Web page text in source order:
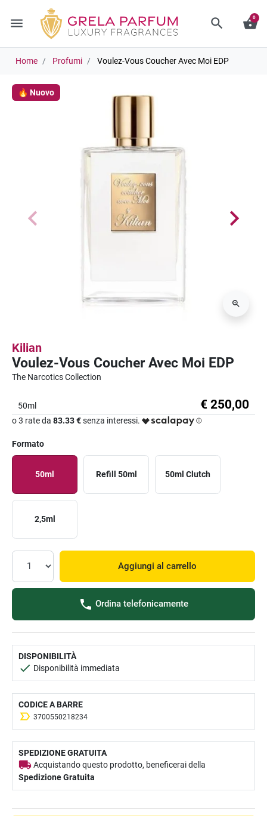
menu search shopping_basket
0
Home Profumi Voulez-Vous Coucher Avec Moi EDP
🔥 Nuovo
Kilian
Voulez-Vous Coucher Avec Moi EDP
The Narcotics Collection
50ml € 250,00
o 3 rate da 83.33 €senza interessi.
Formato
50ml Refill 50ml 50ml Clutch
2,5ml
Aggiungi al carrello
Ordina telefonicamente
DISPONIBILITÀ
Disponibilità immediata
CODICE A BARRE
3700550218234
SPEDIZIONE GRATUITA
Acquistando questo prodotto, beneficerai della
Spedizione Gratuita